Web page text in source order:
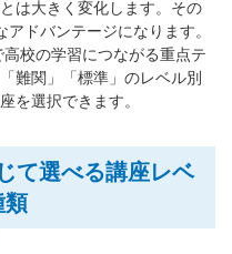
は大きく変化します。その
ドバンテージになります。
校の学習につながる重点テ
難関」「標準」のレベル別
を選択できます。
て選べる講座レベ
類